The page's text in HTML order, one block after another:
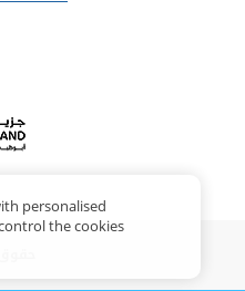
personalised
the cookies